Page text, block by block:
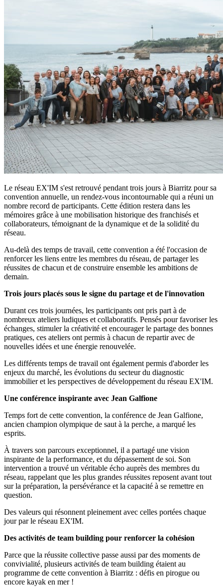
Le réseau EX'IM s'est retrouvé pendant trois jours à Biarritz pour sa
convention annuelle, un rendez-vous incontournable qui a réuni un
nombre record de participants. Cette édition restera dans les
mémoires grâce à une mobilisation historique des franchisés et
collaborateurs, témoignant de la dynamique et de la solidité du
réseau.
Au-delà des temps de travail, cette convention a été l'occasion de
renforcer les liens entre les membres du réseau, de partager les
réussites de chacun et de construire ensemble les ambitions de
demain.
Trois jours placés sous le signe du partage et de l'innovation
Durant ces trois journées, les participants ont pris part à de
nombreux ateliers ludiques et collaboratifs. Pensés pour favoriser les
échanges, stimuler la créativité et encourager le partage des bonnes
pratiques, ces ateliers ont permis à chacun de repartir avec de
nouvelles idées et une énergie renouvelée.
Les différents temps de travail ont également permis d'aborder les
enjeux du marché, les évolutions du secteur du diagnostic
immobilier et les perspectives de développement du réseau EX'IM.
Une conférence inspirante avec Jean Galfione
Temps fort de cette convention, la conférence de Jean Galfione,
ancien champion olympique de saut à la perche, a marqué les
esprits.
À travers son parcours exceptionnel, il a partagé une vision
inspirante de la performance, et du dépassement de soi. Son
intervention a trouvé un véritable écho auprès des membres du
réseau, rappelant que les plus grandes réussites reposent avant tout
sur la préparation, la persévérance et la capacité à se remettre en
question.
Des valeurs qui résonnent pleinement avec celles portées chaque
jour par le réseau EX'IM.
Des activités de team building pour renforcer la cohésion
Parce que la réussite collective passe aussi par des moments de
convivialité, plusieurs activités de team building étaient au
programme de cette convention à Biarritz : défis en pirogue ou
encore kayak en mer !